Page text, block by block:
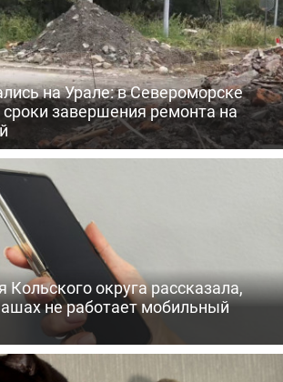
на Урале: в Североморске
завершения ремонта на
округа рассказала,
не работает мобильный